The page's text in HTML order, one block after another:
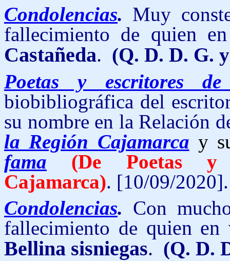
Condolencias. Muy
fallecimiento de quien
Castañeda. (Q. D. D. G.
Poetas y escritores
biobibliográfica del
su nombre en la Relación
la Región Cajamarca y
fama
(De Poetas
Cajamarca). [10/09/2020].
Condolencias. Con
fallecimiento de quien
Bellina sisniegas. (Q. D.